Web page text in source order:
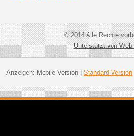
© 2014 Alle Rechte
Unterstützt von
Anzeigen: Mobile Version| Standard Version